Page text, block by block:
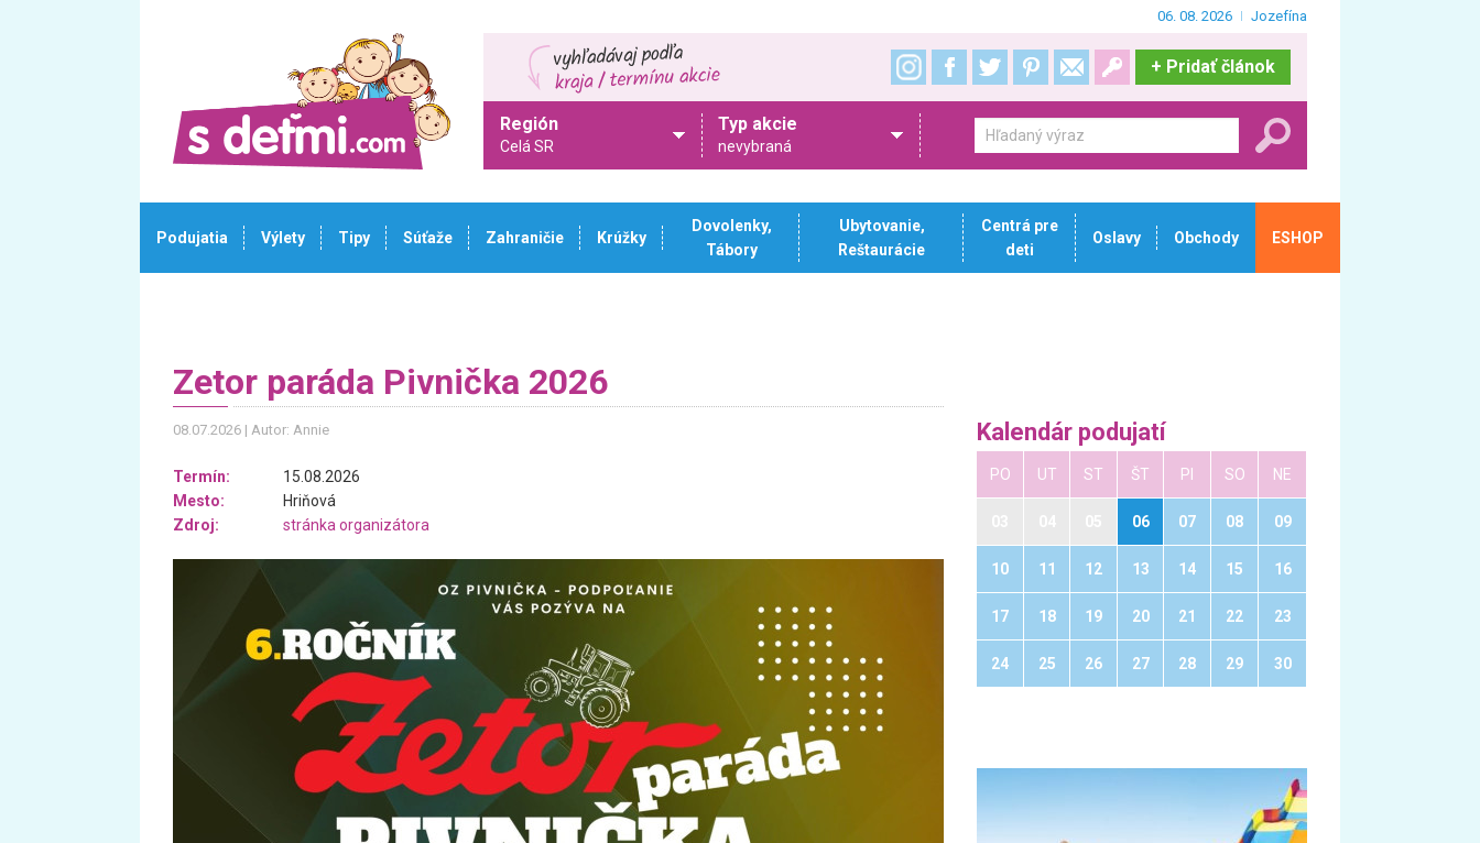
06. 08. 2026 Jozefína
+ Pridať článok
Región
Celá SR
Typ akcie
nevybraná
Podujatia Výlety Tipy Súťaže Zahraničie Krúžky
Dovolenky,
Tábory
Ubytovanie,
Reštaurácie
Centrá pre
deti
Oslavy Obchody ESHOP
Zetor paráda Pivnička 2026
08.07.2026 Autor: Annie
Termín:
15.08.2026
Mesto:
Hriňová
Zdroj:
stránka organizátora
Kalendár podujatí
PO UT ST ŠT PI SO NE
06 07 08 09
10 11 12 13 14 15 16
17 18 19 20 21 22 23
24 25 26 27 28 29 30